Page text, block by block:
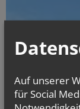
Auf unserer
für Social